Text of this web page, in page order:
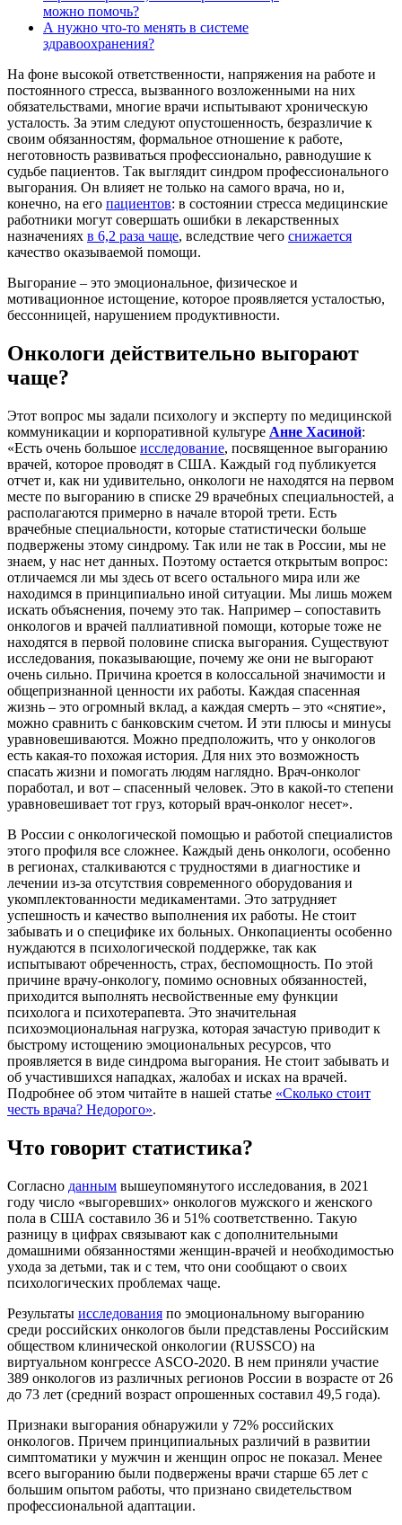
можно помочь?
А нужно что-то менять в системе
здравоохранения?
На фоне высокой ответственности, напряжения на работе и
постоянного стресса, вызванного возложенными на них
обязательствами, многие врачи испытывают хроническую
усталость. За этим следуют опустошенность, безразличие к
своим обязанностям, формальное отношение к работе,
неготовность развиваться профессионально, равнодушие к
судьбе пациентов. Так выглядит синдром профессионального
выгорания. Он влияет не только на самого врача, но и,
конечно, на его пациентов: в состоянии стресса медицинские
работники могут совершать ошибки в лекарственных
назначениях в 6,2 раза чаще, вследствие чего снижается
качество оказываемой помощи.
Выгорание – это эмоциональное, физическое и
мотивационное истощение, которое проявляется усталостью,
бессонницей, нарушением продуктивности.
Онкологи действительно выгорают
чаще?
Этот вопрос мы задали психологу и эксперту по медицинской
коммуникации и корпоративной культуре Анне Хасиной:
«Есть очень большое исследование, посвященное выгоранию
врачей, которое проводят в США. Каждый год публикуется
отчет и, как ни удивительно, онкологи не находятся на первом
месте по выгоранию в списке 29 врачебных специальностей, а
располагаются примерно в начале второй трети. Есть
врачебные специальности, которые статистически больше
подвержены этому синдрому. Так или не так в России, мы не
знаем, у нас нет данных. Поэтому остается открытым вопрос:
отличаемся ли мы здесь от всего остального мира или же
находимся в принципиально иной ситуации. Мы лишь можем
искать объяснения, почему это так. Например – сопоставить
онкологов и врачей паллиативной помощи, которые тоже не
находятся в первой половине списка выгорания. Существуют
исследования, показывающие, почему же они не выгорают
очень сильно. Причина кроется в колоссальной значимости и
общепризнанной ценности их работы. Каждая спасенная
жизнь – это огромный вклад, а каждая смерть – это «снятие»,
можно сравнить с банковским счетом. И эти плюсы и минусы
уравновешиваются. Можно предположить, что у онкологов
есть какая-то похожая история. Для них это возможность
спасать жизни и помогать людям наглядно. Врач-онколог
поработал, и вот – спасенный человек. Это в какой-то степени
уравновешивает тот груз, который врач-онколог несет».
В России с онкологической помощью и работой специалистов
этого профиля все сложнее. Каждый день онкологи, особенно
в регионах, сталкиваются с трудностями в диагностике и
лечении из-за отсутствия современного оборудования и
укомплектованности медикаментами. Это затрудняет
успешность и качество выполнения их работы. Не стоит
забывать и о специфике их больных. Онкопациенты особенно
нуждаются в психологической поддержке, так как
испытывают обреченность, страх, беспомощность. По этой
причине врачу-онкологу, помимо основных обязанностей,
приходится выполнять несвойственные ему функции
психолога и психотерапевта. Это значительная
психоэмоциональная нагрузка, которая зачастую приводит к
быстрому истощению эмоциональных ресурсов, что
проявляется в виде синдрома выгорания. Не стоит забывать и
об участившихся нападках, жалобах и исках на врачей.
Подробнее об этом читайте в нашей статье «Сколько стоит
честь врача? Недорого».
Что говорит статистика?
Согласно данным вышеупомянутого исследования, в 2021
году число «выгоревших» онкологов мужского и женского
пола в США составило 36 и 51% соответственно. Такую
разницу в цифрах связывают как с дополнительными
домашними обязанностями женщин-врачей и необходимостью
ухода за детьми, так и с тем, что они сообщают о своих
психологических проблемах чаще.
Результаты исследования по эмоциональному выгоранию
среди российских онкологов были представлены Российским
обществом клинической онкологии (RUSSCO) на
виртуальном конгрессе ASCO-2020. В нем приняли участие
389 онкологов из различных регионов России в возрасте от 26
до 73 лет (средний возраст опрошенных составил 49,5 года).
Признаки выгорания обнаружили у 72% российских
онкологов. Причем принципиальных различий в развитии
симптоматики у мужчин и женщин опрос не показал. Менее
всего выгоранию были подвержены врачи старше 65 лет с
большим опытом работы, что признано свидетельством
профессиональной адаптации.